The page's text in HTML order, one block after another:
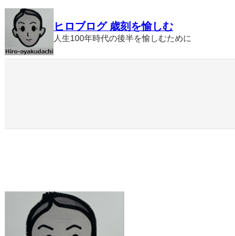
内
容
ス
ヒロブログ 歳刻を愉しむ
人生100年時代の後半を愉しむために